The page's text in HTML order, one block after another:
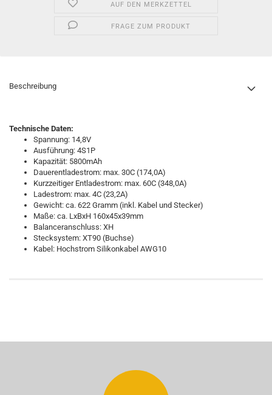
AUF DEN MERKZETTEL
FRAGE ZUM PRODUKT
Beschreibung
Technische Daten:
Spannung: 14,8V
Ausführung: 4S1P
Kapazität: 5800mAh
Dauerentladestrom: max. 30C (174,0A)
Kurzzeitiger Entladestrom: max. 60C (348,0A)
Ladestrom: max. 4C (23,2A)
Gewicht: ca. 622 Gramm (inkl. Kabel und Stecker)
Maße: ca. LxBxH 160x45x39mm
Balanceranschluss: XH
Stecksystem: XT90 (Buchse)
Kabel: Hochstrom Silikonkabel AWG10